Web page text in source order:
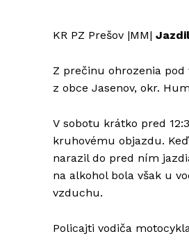
KR PZ Prešov |MM|
Z prečinu ohrozenia
z obce Jasenov, okr.
V sobotu krátko pred
kruhovému objazdu.
narazil do pred ním
na alkohol bola však u
vzduchu.
Policajti vodiča